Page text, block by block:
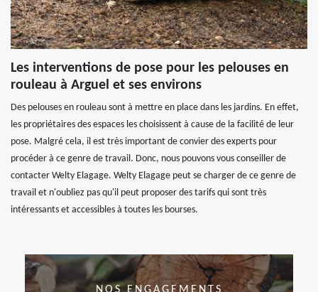
Les interventions de pose pour les pelouses en
rouleau à Arguel et ses environs
Des pelouses en rouleau sont à mettre en place dans les jardins. En effet,
les propriétaires des espaces les choisissent à cause de la facilité de leur
pose. Malgré cela, il est très important de convier des experts pour
procéder à ce genre de travail. Donc, nous pouvons vous conseiller de
contacter Welty Elagage. Welty Elagage peut se charger de ce genre de
travail et n'oubliez pas qu'il peut proposer des tarifs qui sont très
intéressants et accessibles à toutes les bourses.